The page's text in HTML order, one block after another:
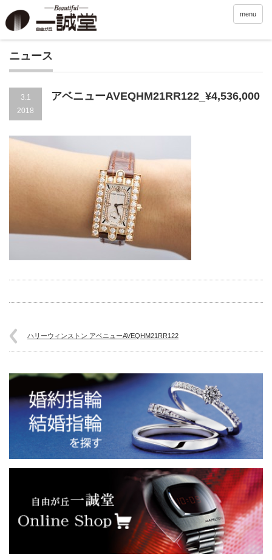
menu
ニュース
3.1
2018
アベニューAVEQHM21RR122_¥4,536,000
ハリーウィンストン アベニューAVEQHM21RR122